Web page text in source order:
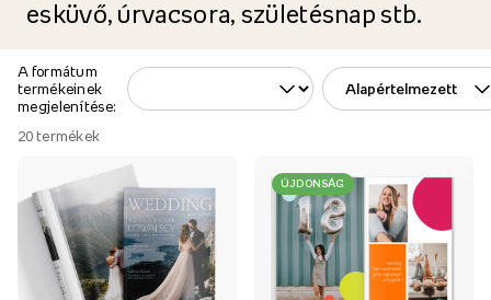
esküvő, úrvacsora, születésnap stb.
A formátum
termékeinek
megjelenítése:
20 termékek
ÚJDONSÁG